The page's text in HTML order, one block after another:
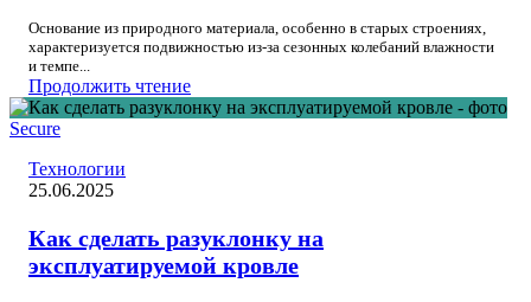
Основание из природного материала, особенно в старых строениях,
характеризуется подвижностью из-за сезонных колебаний влажности
и темпе...
Продолжить чтение
Secure
Технологии
25.06.2025
Как сделать разуклонку на
эксплуатируемой кровле